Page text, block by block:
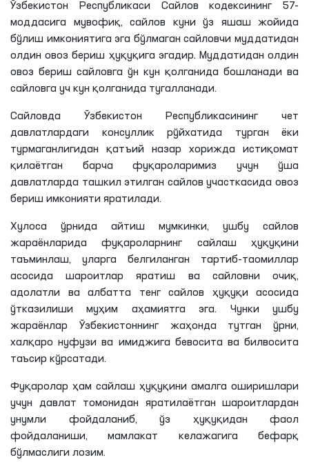
Ўзбекистон Республикаси Сайлов кодексининг 57-
моддасига мувофиқ, сайлов куни ўз яшаш жойида
бўлиш имкониятига эга бўлмаган сайловчи муддатидан
олдин овоз бериш ҳуқуқига эгадир. Муддатидан олдин
овоз бериш сайловга ўн кун қолганида бошланади ва
сайловга уч кун қолганида тугалланади.
Сайловда Ўзбекистон Республикасининг чет
давлатлардаги консуллик рўйхатида турган ёки
турмаганлигидан қатъий назар хорижда истиқомат
қилаётган барча фуқароларимиз учун ўша
давлатларда ташкил этилган сайлов участкасида овоз
бериш имконияти яратилади.
Хулоса ўрнида айтиш мумкинки, ушбу сайлов
жараёнларида фуқароларнинг сайлаш ҳуқуқини
таъминлаш, уларга белгиланган тартиб-таомиллар
асосида шароитлар яратиш ва сайловни очиқ,
адолатли ва албатта тенг сайлов ҳуқуқи асосида
ўтказилиши муҳим аҳамиятга эга. Чунки ушбу
жараёнлар Ўзбекистоннинг жаҳонда тутган ўрни,
халқаро нуфузи ва имиджига бевосита ва билвосита
таъсир кўрсатади.
Фуқаролар ҳам сайлаш ҳуқуқини амалга оширишлари
учун давлат томонидан яратилаётган шароитлардан
унумли фойдаланиб, ўз ҳуқуқидан фаол
фойдаланиши, мамлакат келажагига бефарқ
бўлмаслиги лозим.